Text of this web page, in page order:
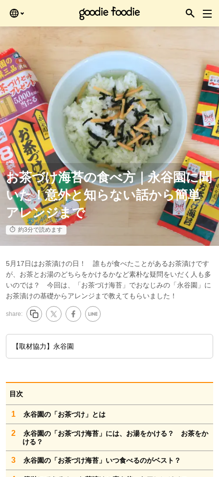
ある時にどうぞ。
お茶づけ海苔の食べ方｜永谷園に聞
いた！意外と知らない話から簡単
アレンジまで
約3分で読めます
5月17日はお茶漬けの日！ 誰もが食べたことがあるお茶漬けです
が、お茶とお湯のどちらをかけるかなど素朴な疑問をいだく人も多
いのでは？ 今回は、「お茶づけ海苔」でおなじみの「永谷園」に
お茶漬けの基礎からアレンジまで教えてもらいました！
share:
【取材協力】永谷園
目次
1 永谷園の「お茶づけ」とは
2
永谷園の「お茶づけ海苔」には、お湯をかける？ お茶をか
ける？
3 永谷園の「お茶づけ海苔」いつ食べるのがベスト？